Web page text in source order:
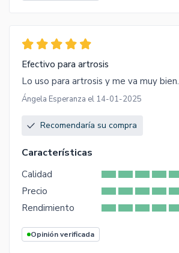
Efectivo para artrosis
Lo uso para artrosis y me va muy bien.
Ángela Esperanza el 14-01-2025
Recomendaría su compra
Características
Calidad
Precio
Rendimiento
Opinión verificada